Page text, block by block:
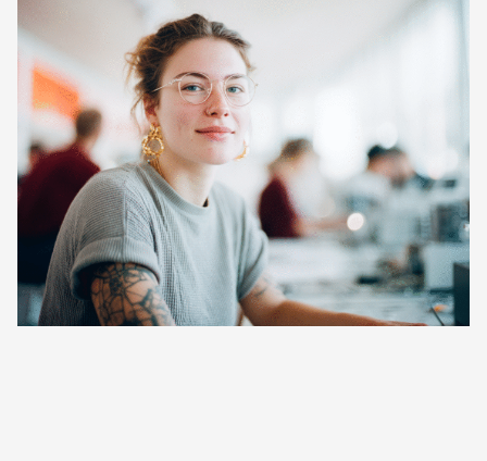
Anforderungen.
für Beruf, Studium und offizielle Verfahren offenstehen.